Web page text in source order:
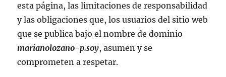
esta página, las limitaciones de responsabilidad
y las obligaciones que, los usuarios del sitio web
que se publica bajo el nombre de dominio
marianolozano-p.soy, asumen y se
comprometen a respetar.